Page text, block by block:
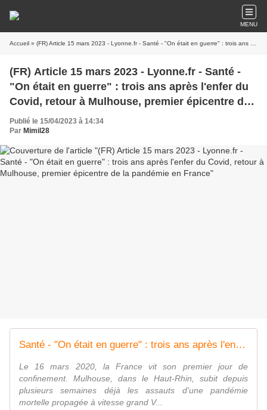
MENU
Accueil » (FR) Article 15 mars 2023 - Lyonne.fr - Santé - "On était en guerre" : trois ans après l'enfer du Covid, retour à Mulhouse, premier épicentre de la pandémie en France
(FR) Article 15 mars 2023 - Lyonne.fr - Santé -
"On était en guerre" : trois ans après l'enfer du
Covid, retour à Mulhouse, premier épicentre de
la pandémie en France
Publié le 15/04/2023 à 14:34
Par Mimil28
Santé - "On était en guerre" : trois ans après l'enfer du Covid, retour à Mulhouse, premier épicentre de la pandémie en France
Le 16 mars 2020, la France vit son premier jour de
confinement. Mulhouse, dans le Haut-Rhin, subit depuis
plusieurs semaines déjà les assauts d'une pandémie
mortelle propagée à vitesse grand V...